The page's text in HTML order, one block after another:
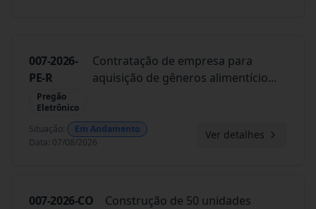
007-2026-
PE-R
Pregão
Eletrônico
Contratação de empresa para
aquisição de gêneros alimentício...
Situação:
Em Andamento
Data: 07/08/2026
Ver detalhes
007-2026-CO
Construção de 50 unidades